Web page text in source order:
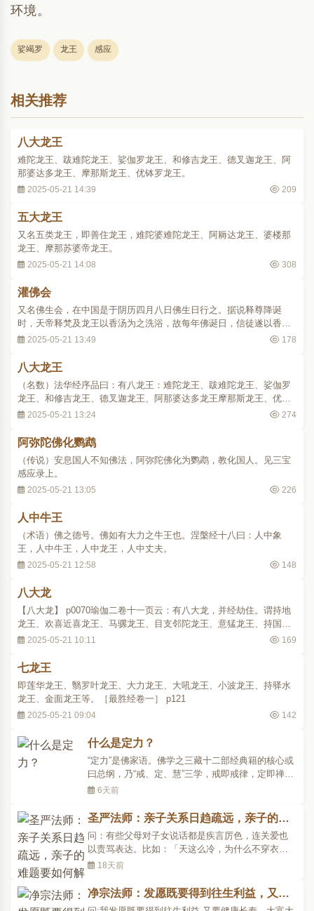
环境。
娑竭罗 龙王 感应
相关推荐
八大龙王
难陀龙王、跋难陀龙王、娑伽罗龙王、和修吉龙王、德叉迦龙王、阿
那婆达多龙王、摩那斯龙王、优钵罗龙王。
2025-05-21 14:39 209
五大龙王
又名五类龙王，即善住龙王，难陀婆难陀龙王、阿耨达龙王、婆楼那
龙王、摩那苏婆帝龙王。
2025-05-21 14:08 308
灌佛会
又名佛生会，在中国是于阴历四月八日佛生日行之。据说释尊降诞
时，天帝释梵及龙王以香汤为之洗浴，故每年佛诞日，信徒遂以香
汤、五色水、甘茶等自顶灌沐诞生佛像，称为灌佛会。
2025-05-21 13:49 178
八大龙王
（名数）法华经序品曰：有八龙王：难陀龙王、跋难陀龙王、娑伽罗
龙王、和修吉龙王、德叉迦龙王、阿那婆达多龙王摩那斯龙王、优钵
罗龙王等。
2025-05-21 13:24 274
阿弥陀佛化鹦鹉
（传说）安息国人不知佛法，阿弥陀佛化为鹦鹉，教化国人。见三宝
感应录上。
2025-05-21 13:05 226
人中牛王
（术语）佛之德号。佛如有大力之牛王也。涅槃经十八曰：人中象
王，人中牛王，人中龙王，人中丈夫。
2025-05-21 12:58 148
八大龙
【八大龙】 p0070瑜伽二卷十一页云：有八大龙，并经劫住。谓持地
龙王、欢喜近喜龙王、马骡龙王、目支邻陀龙王、意猛龙王、持国龙
王、大黑龙王、黳罗叶龙王。是诸龙王，由帝释力，数与非天共相战
2025-05-21 10:11 169
七龙王
即莲华龙王、翳罗叶龙王、大力龙王、大吼龙王、小波龙王、持驿水
龙王、金面龙王等。［最胜经卷一］ p121
2025-05-21 09:04 142
什么是定力？
“定力”是佛家语。佛学之三藏十二部经典籍的核心或
曰总纲，乃“戒、定、慧”三学，戒即戒律，定即禅
定，慧即智慧，修行佛法者须“依戒资定，依定发
中，“定”又为佛法之中枢，有佛学家言：“广义的定不
单指禅定，定学的修持意在培养人之定力。有定..
6天前
圣严法师：亲子关系日趋疏远，亲子的难
题要如何解决？
问：有些父母对子女说话都是疾言厉色，连关爱也
以责骂表达。比如：「天这么冷，为什么不穿衣
服？」「为何公司这次升迁没有你，一定是你程度
要如何解决呢？答：父母总希望为孩子好，但孩子
长大了，从学校、同侪、书本中得到许多知识，有
18天前
净宗法师：发愿既要得到往生利益，又要
健康,富贵，鱼与熊掌兼得可否？